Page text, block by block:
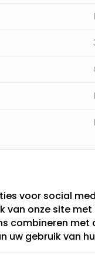
voor social
van onze site
combineren met
uw gebruik van